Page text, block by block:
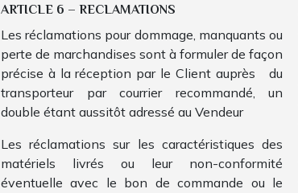
ARTICLE 6 – RECLAMATIONS
Les réclamations pour dommage, manquants ou
perte de marchandises sont à formuler de façon
précise à la réception par le Client auprès du
transporteur par courrier recommandé, un
double étant aussitôt adressé au Vendeur
Les réclamations sur les caractéristiques des
matériels livrés ou leur non-conformité
éventuelle avec le bon de commande ou le